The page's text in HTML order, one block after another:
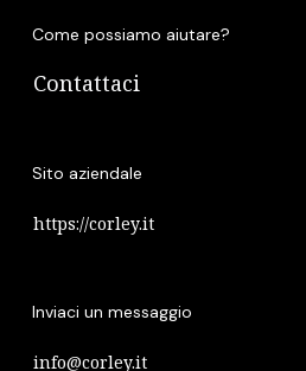
Come possiamo aiutare?
Contattaci
Sito aziendale
https://corley.it
Inviaci un messaggio
info@corley.it